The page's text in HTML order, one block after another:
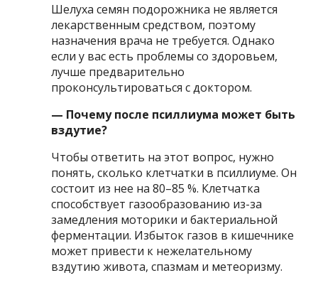
Шелуха семян подорожника не является
лекарственным средством, поэтому
назначения врача не требуется. Однако
если у вас есть проблемы со здоровьем,
лучше предварительно
проконсультироваться с доктором.
— Почему после псиллиума может быть
вздутие?
Чтобы ответить на этот вопрос, нужно
понять, сколько клетчатки в псиллиуме. Он
состоит из нее на 80–85 %. Клетчатка
способствует газообразованию из-за
замедления моторики и бактериальной
ферментации. Избыток газов в кишечнике
может привести к нежелательному
вздутию живота, спазмам и метеоризму.